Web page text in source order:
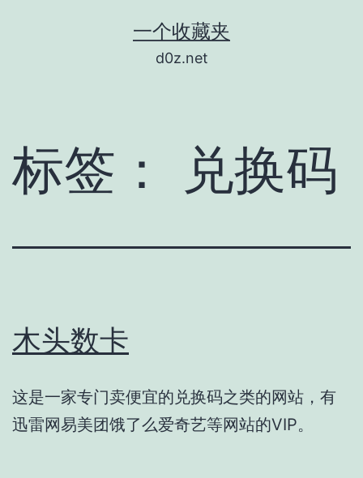
一个收藏夹
d0z.net
标签： 兑换码
木头数卡
这是一家专门卖便宜的兑换码之类的网站，有
迅雷网易美团饿了么爱奇艺等网站的VIP。